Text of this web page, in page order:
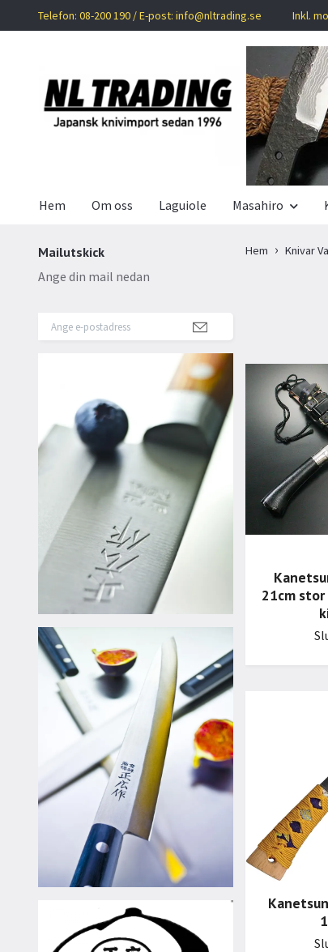
Telefon: 08-200 190 / E-post: info@nltrading.se Inkl.
Hem Om oss Laguiole Masahiro
Mailutskick
Ange din mail nedan
Hem Knivar
21cm